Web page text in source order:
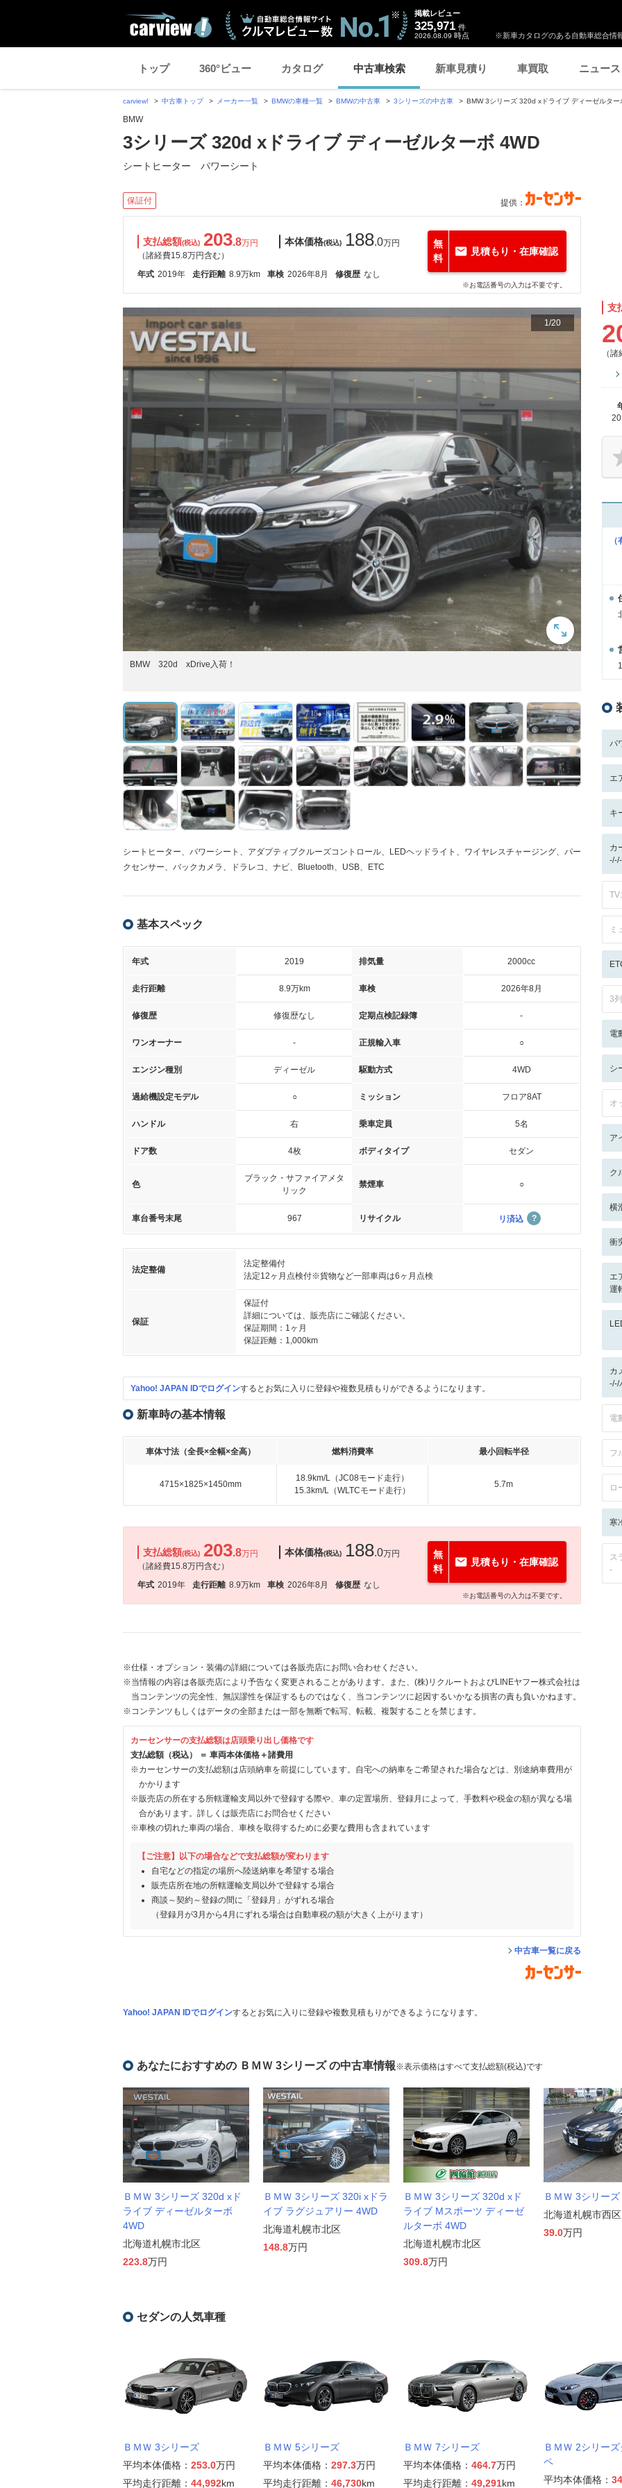
※新車カタログのある自動車総合情
掲載レビュー
325,971 件
2026.08.09 時点
トップ 360°ビュー カタログ 中古車検索 新車見積り 車買取 ニュース
carview! 中古車トップ メーカー一覧 BMWの車種一覧 BMWの中古車 3シリーズの中古車 BMW 3シリーズ 320d xドライブ ディーゼルタ
BMW
3シリーズ 320d xドライブ ディーゼルターボ 4WD
シートヒーター パワーシート
保証付 提供：
支払総額(税込) 203.8万円
（諸経費15.8万円含む）
本体価格(税込) 188.0万円
年式 2019年 走行距離 8.9万km 車検 2026年8月 修復歴 なし
無
料
見積もり・在庫確認
※お電話番号の入力は不要です。
1/20
BMW 320d xDrive入荷！
シートヒーター、パワーシート、アダプティブクルーズコントロール、LEDヘッドライト、ワイヤレスチャージング、パー
クセンサー、バックカメラ、ドラレコ、ナビ、Bluetooth、USB、ETC
基本スペック
年式 2019 排気量 2000cc
走行距離 8.9万km 車検 2026年8月
修復歴 修復歴なし 定期点検記録簿 -
ワンオーナー - 正規輸入車 ○
エンジン種別 ディーゼル 駆動方式 4WD
過給機設定モデル ○ ミッション フロア8AT
ハンドル 右 乗車定員 5名
ドア数 4枚 ボディタイプ セダン
色
ブラック・サファイアメタ
リック
禁煙車 ○
車台番号末尾 967 リサイクル リ済込
法定整備
法定整備付
法定12ヶ月点検付※貨物など一部車両は6ヶ月点検
保証
保証付
詳細については、販売店にご確認ください。
保証期間：1ヶ月
保証距離：1,000km
Yahoo! JAPAN IDでログインするとお気に入りに登録や複数見積もりができるようになります。
新車時の基本情報
車体寸法（全長×全幅×全高） 燃料消費率 最小回転半径
4715×1825×1450mm
18.9km/L（JC08モード走行）
15.3km/L（WLTCモード走行）
5.7m
支払総額(税込) 203.8万円
（諸経費15.8万円含む）
本体価格(税込) 188.0万円
年式 2019年 走行距離 8.9万km 車検 2026年8月 修復歴 なし
無
料
見積もり・在庫確認
※お電話番号の入力は不要です。
※仕様・オプション・装備の詳細については各販売店にお問い合わせください。
※当情報の内容は各販売店により予告なく変更されることがあります。また、(株)リクルートおよびLINEヤフー株式会社は
当コンテンツの完全性、無誤謬性を保証するものではなく、当コンテンツに起因するいかなる損害の責も負いかねます。
※コンテンツもしくはデータの全部または一部を無断で転写、転載、複製することを禁じます。
カーセンサーの支払総額は店頭乗り出し価格です
支払総額（税込） ＝ 車両本体価格＋諸費用
※カーセンサーの支払総額は店頭納車を前提にしています。自宅への納車をご希望された場合などは、別途納車費用が
かかります
※販売店の所在する所轄運輸支局以外で登録する際や、車の定置場所、登録月によって、手数料や税金の額が異なる場
合があります。詳しくは販売店にお問合せください
※車検の切れた車両の場合、車検を取得するために必要な費用も含まれています
【ご注意】以下の場合などで支払総額が変わります
自宅などの指定の場所へ陸送納車を希望する場合
販売店所在地の所轄運輸支局以外で登録する場合
商談～契約～登録の間に「登録月」がずれる場合
（登録月が3月から4月にずれる場合は自動車税の額が大きく上がります）
中古車一覧に戻る
Yahoo! JAPAN IDでログインするとお気に入りに登録や複数見積もりができるようになります。
支
（
パ
エ
キ
カ
ミ
3
電
シ
オ
ア
ク
横
衝
エ
運
カ
-/-/
電
フ
ロ
寒
ス
-
あなたにおすすめの ＢＭＷ 3シリーズ の中古車情報※表示価格はすべて支払総額(税込)です
ＢＭＷ 3シリーズ 320d xド
ライブ ディーゼルターボ
4WD
北海道札幌市北区
223.8万円
ＢＭＷ 3シリーズ 320i xドラ
イブ ラグジュアリー 4WD
北海道札幌市北区
148.8万円
ＢＭＷ 3シリーズ 320d xド
ライブ Mスポーツ ディーゼ
ルターボ 4WD
北海道札幌市北区
309.8万円
ＢＭＷ 3シリー
北海道札幌市西区
39.0万円
セダンの人気車種
ＢＭＷ 3シリーズ
平均本体価格： 253.0万円
平均走行距離： 44,992km
ＢＭＷ 5シリーズ
平均本体価格： 297.3万円
平均走行距離： 46,730km
ＢＭＷ 7シリーズ
平均本体価格： 464.7万円
平均走行距離： 49,291km
ＢＭＷ 2シリー
ペ
平均本体価格：